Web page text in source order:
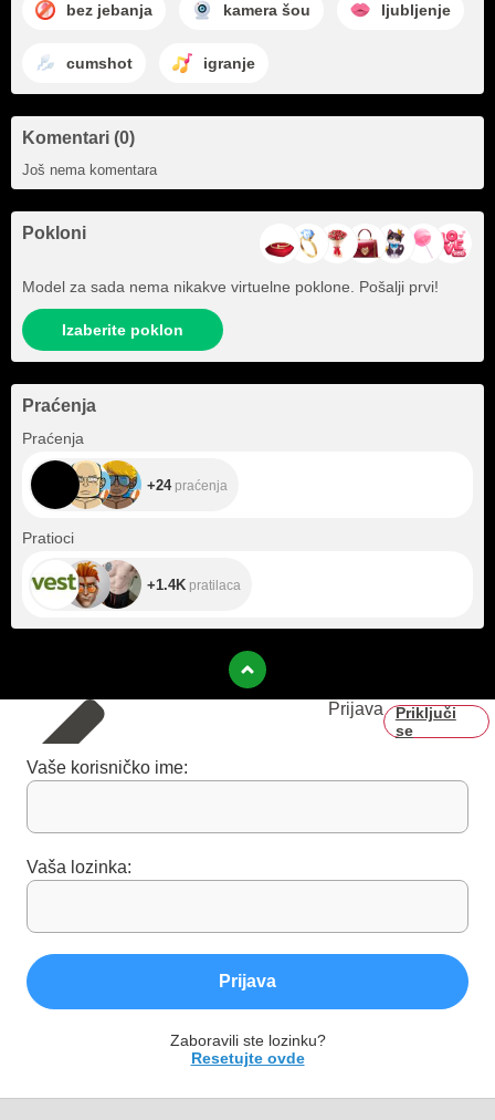
bez jebanja kamera šou ljubljenje
cumshot igranje
Komentari (0)
Još nema komentara
Pokloni
Model za sada nema nikakve virtuelne poklone. Pošalji prvi!
Izaberite poklon
Praćenja
Praćenja
+24praćenja
Pratioci
+1.4K pratilaca
Prijava
Priključi
se
Vaše korisničko ime:
Vaša lozinka:
Prijava
Zaboravili ste lozinku?
Resetujte ovde